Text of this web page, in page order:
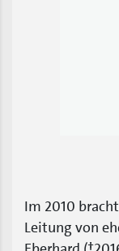
Im 2010
Leitung von